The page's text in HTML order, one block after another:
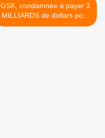
GSK, condamnée à payer 3
MILLIARDS de dollars pour
la plus grosse fraude